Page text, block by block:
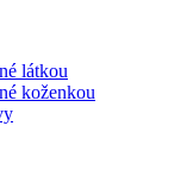
látkou
koženkou